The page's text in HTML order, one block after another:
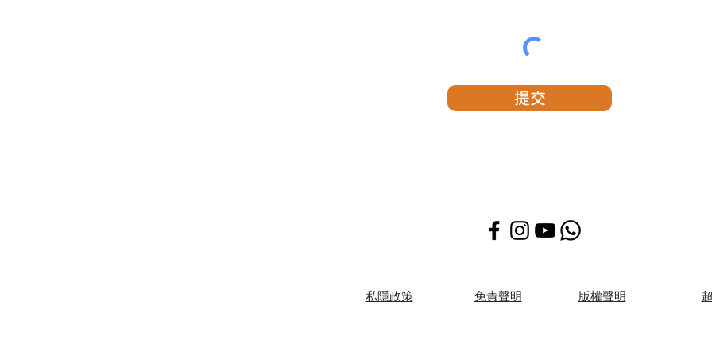
提交
​私隱政策 免責聲明 版權聲明